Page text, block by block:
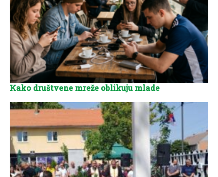
Kako društvene mreže oblikuju mlade